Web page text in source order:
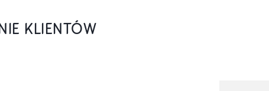
KLIENTÓW